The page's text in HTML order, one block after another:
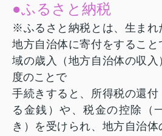
●ふるさと納税
※ふるさと納税とは、生まれ
地方自治体に寄付をするこ
域の歳入（地方自治体の収入
度のことで
手続きすると、所得税の還
る金銭）や、税金の控除（
き）を受けられ、地方自治